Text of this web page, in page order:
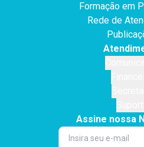
Formação em
Rede de
Assine nossa